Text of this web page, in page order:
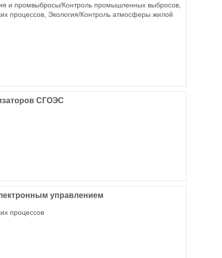
и промвыбросы/Контроль промышленных выбросов,
процессов, Экология/Контроль атмосферы жилой
СГОЭС
управлением
процессов